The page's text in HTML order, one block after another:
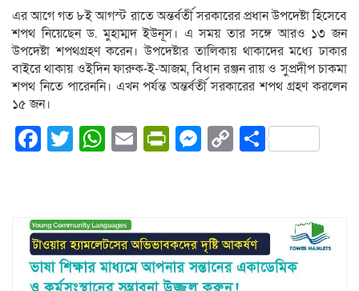
এর আগে গত ৮ই আগস্ট রাতে অন্তর্বর্তী সরকারের প্রধান উপদেষ্টা হিসেবে
শপথ নিয়েছেন ড. মুহাম্মদ ইউনূস। এ সময় তার সঙ্গে আরও ১৩ জন
উপদেষ্টা শপথগ্রহণ করেন। উপদেষ্টার তালিকায় থাকাদের মধ্যে ঢাকার
বাইরে থাকায় ওইদিন ফারুক-ই-আজম, বিধান রঞ্জন রায় ও সুপ্রদীপ চাকমা
শপথ নিতে পারেননি। এখন পর্যন্ত অন্তর্বর্তী সরকারের শপথ গ্রহণ করলেন
১৫ জন।
Facebook
Twitter
WhatsApp
EmailPrintFriendly
Messenger
CopyShare